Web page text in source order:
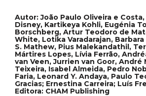
Autor:João Paulo Oliveira e
Disney, Kartikeya Kohli, Eugénia
Borschberg, Artur Teodoro de
White, Lotika Varadarajan,
S. Mathew, Pius Malekandathil,
Mártires Lopes, Lívia Ferrão,
van Veen, Jurrien van Goor,
Teixeira, Isabel Almeida, Pedro
Faria, Leonard Y. Andaya, Paulo
Gracias; Ernestina Carreira; Luís
Editora: CHAM Publishing